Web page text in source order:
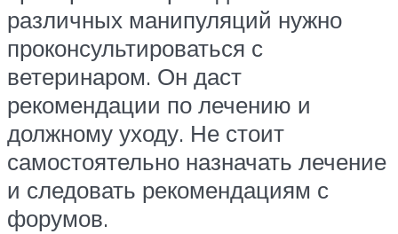
различных манипуляций нужно
проконсультироваться с
ветеринаром. Он даст
рекомендации по лечению и
должному уходу. Не стоит
самостоятельно назначать лечение
и следовать рекомендациям с
форумов.